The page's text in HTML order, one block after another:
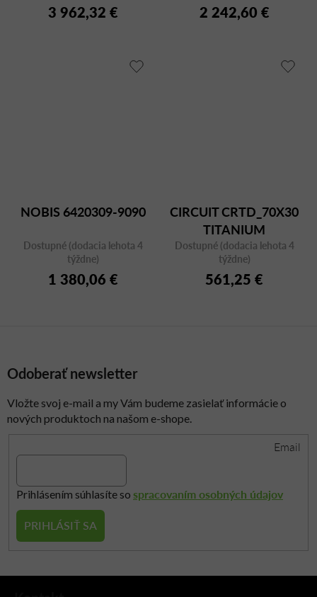
3 962,32 € 2 242,60 €
NOBIS 6420309-9090
Dostupné (dodacia lehota 4
týždne)
1 380,06 €
CIRCUIT CRTD_70X30
TITANIUM
Dostupné (dodacia lehota 4
týždne)
561,25 €
Odoberať newsletter
Vložte svoj e-mail a my Vám budeme zasielať informácie o
nových produktoch na našom e-shope.
Email
Prihlásením súhlasíte so spracovaním osobných údajov
PRIHLÁSIŤ SA
Z